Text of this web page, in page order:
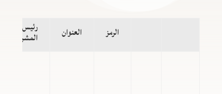
الرمز العنوان رئيس
المشروع